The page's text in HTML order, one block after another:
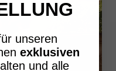
unseren
exklusiven
und alle